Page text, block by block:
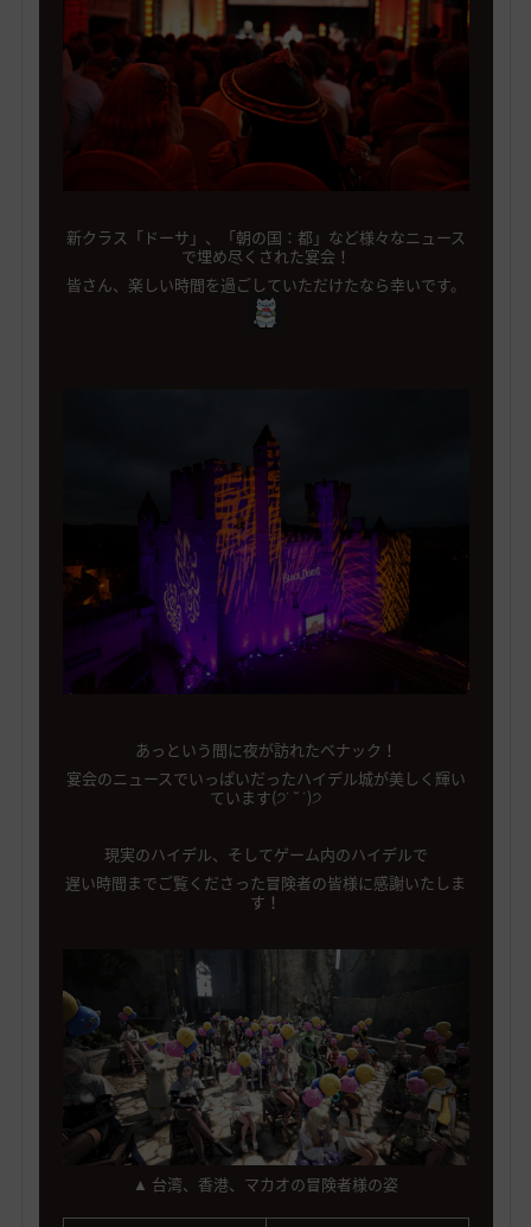
新クラス「ドーサ」、「朝の国：都」など様々なニュース
で埋め尽くされた宴会！
皆さん、楽しい時間を過ごしていただけたなら幸いです。
あっという間に夜が訪れたベナック！
宴会のニュースでいっぱいだったハイデル城が美しく輝い
ています(੭˙ ˘ ˙)੭
現実のハイデル、そしてゲーム内のハイデルで
遅い時間までご覧くださった冒険者の皆様に感謝いたしま
す！
▲ 台湾、香港、マカオの冒険者様の姿